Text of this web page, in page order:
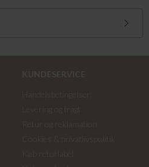
KUNDESERVICE